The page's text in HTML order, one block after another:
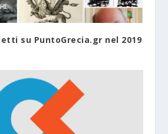
su PuntoGrecia.gr nel 2019